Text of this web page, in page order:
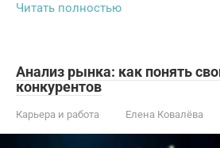
Читать полностью
Анализ рынка: как понять
конкурентов
Карьера и работа Елена Ковалёва